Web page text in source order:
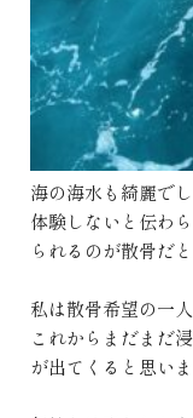
海の海水も綺麗で
体験しないと伝わ
られるのが散骨だ
私は散骨希望の一
これからまだまだ
が出てくると思いま